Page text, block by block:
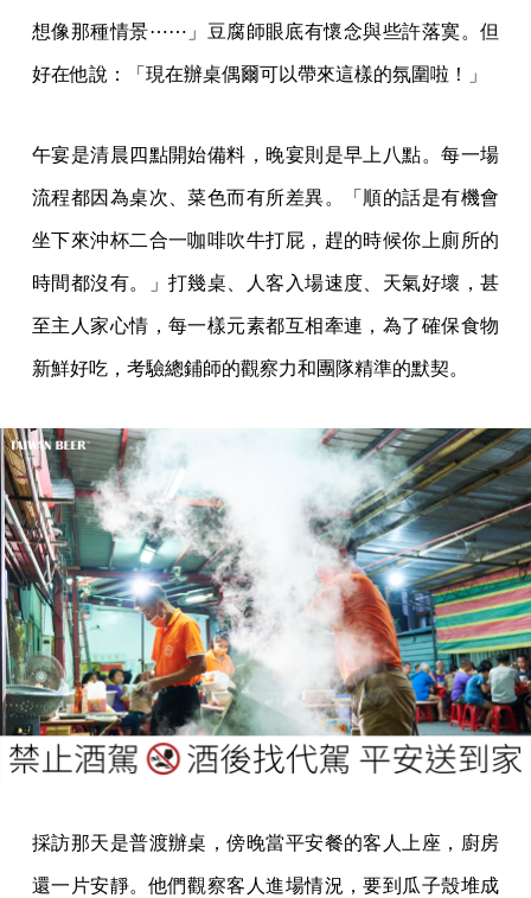
想像那種情景⋯⋯」豆腐師眼底有懷念與些許落寞。但
好在他說：「現在辦桌偶爾可以帶來這樣的氛圍啦！」
午宴是清晨四點開始備料，晚宴則是早上八點。每一場
流程都因為桌次、菜色而有所差異。「順的話是有機會
坐下來沖杯二合一咖啡吹牛打屁，趕的時候你上廁所的
時間都沒有。」打幾桌、人客入場速度、天氣好壞，甚
至主人家心情，每一樣元素都互相牽連，為了確保食物
新鮮好吃，考驗總鋪師的觀察力和團隊精準的默契。
採訪那天是普渡辦桌，傍晚當平安餐的客人上座，廚房
還一片安靜。他們觀察客人進場情況，要到瓜子殼堆成